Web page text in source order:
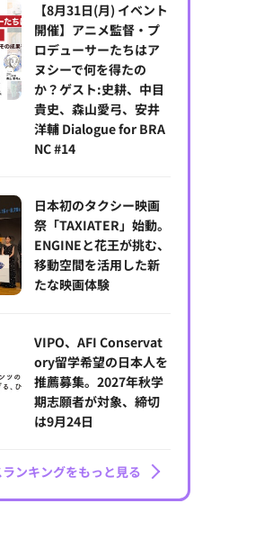
【8月31日(月) イベント
開催】アニメ監督・プ
ロデューサーたちはア
ヌシーで何を得たの
か？ゲスト:史耕、中目
貴史、森山愛弓、安井
洋輔 Dialogue for BRA
NC #14
日本初のタクシー映画
祭「TAXIATER」始動。
ENGINEと花王が挑む、
移動空間を活用した新
たな映画体験
VIPO、AFI Conservat
ory留学希望の日本人を
推薦募集。2027年秋学
期志願者が対象、締切
は9月24日
ンキングをもっと見る